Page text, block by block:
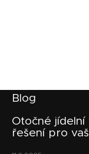
Blog
Otočné
řešení pro